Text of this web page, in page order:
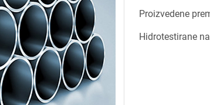
Proizvedene
Hidrotestirane